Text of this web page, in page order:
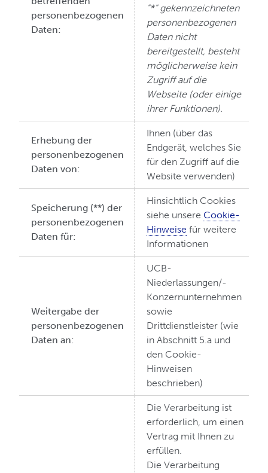
personenbezogenen
Daten:
"*" gekennzeichneten
personenbezogenen
Daten nicht
bereitgestellt, besteht
möglicherweise kein
Zugriff auf die
Webseite (oder einige
ihrer Funktionen).
Erhebung der
personenbezogenen
Daten von:
Ihnen (über das
Endgerät, welches Sie
für den Zugriff auf die
Website verwenden)
Speicherung (**) der
personenbezogenen
Daten für:
Hinsichtlich Cookies
siehe unsere Cookie-
Hinweise für weitere
Informationen
Weitergabe der
personenbezogenen
Daten an:
UCB-
Niederlassungen/-
Konzernunternehmen
sowie
Drittdienstleister (wie
in Abschnitt 5.a und
den Cookie-
Hinweisen
beschrieben)
Die Verarbeitung ist
erforderlich, um einen
Vertrag mit Ihnen zu
erfüllen.
Die Verarbeitung